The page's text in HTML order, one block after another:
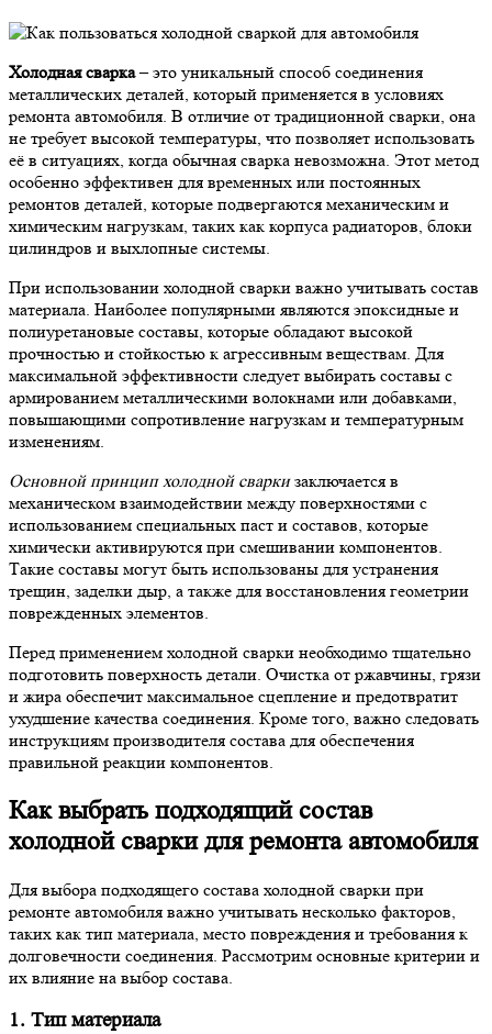
Холодная сварка– это уникальный способ соединения
металлических деталей, который применяется в условиях
ремонта автомобиля. В отличие от традиционной сварки, она
не требует высокой температуры, что позволяет использовать
её в ситуациях, когда обычная сварка невозможна. Этот метод
особенно эффективен для временных или постоянных
ремонтов деталей, которые подвергаются механическим и
химическим нагрузкам, таких как корпуса радиаторов, блоки
цилиндров и выхлопные системы.
При использовании холодной сварки важно учитывать состав
материала. Наиболее популярными являются эпоксидные и
полиуретановые составы, которые обладают высокой
прочностью и стойкостью к агрессивным веществам. Для
максимальной эффективности следует выбирать составы с
армированием металлическими волокнами или добавками,
повышающими сопротивление нагрузкам и температурным
изменениям.
Основной принцип холодной сваркизаключается в
механическом взаимодействии между поверхностями с
использованием специальных паст и составов, которые
химически активируются при смешивании компонентов.
Такие составы могут быть использованы для устранения
трещин, заделки дыр, а также для восстановления геометрии
поврежденных элементов.
Перед применением холодной сварки необходимо тщательно
подготовить поверхность детали. Очистка от ржавчины, грязи
и жира обеспечит максимальное сцепление и предотвратит
ухудшение качества соединения. Кроме того, важно следовать
инструкциям производителя состава для обеспечения
правильной реакции компонентов.
Как выбрать подходящий состав
холодной сварки для ремонта автомобиля
Для выбора подходящего состава холодной сварки при
ремонте автомобиля важно учитывать несколько факторов,
таких как тип материала, место повреждения и требования к
долговечности соединения. Рассмотрим основные критерии и
их влияние на выбор состава.
1. Тип материала